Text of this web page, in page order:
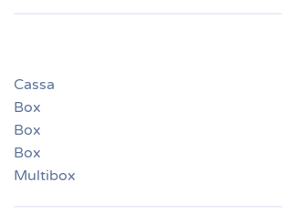
Cassa
Box
Box
Box
Multibox